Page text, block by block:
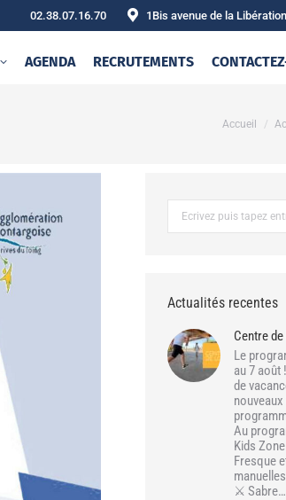
02.38.07.16.70 1Bis avenue de la
AGENDA RECRUTEMENTS
Vous êtes
Accueil
Actualités recentes
Centre
Le
au 7 août
de
Au
Kids
Fresque
⚔️ Sabre…